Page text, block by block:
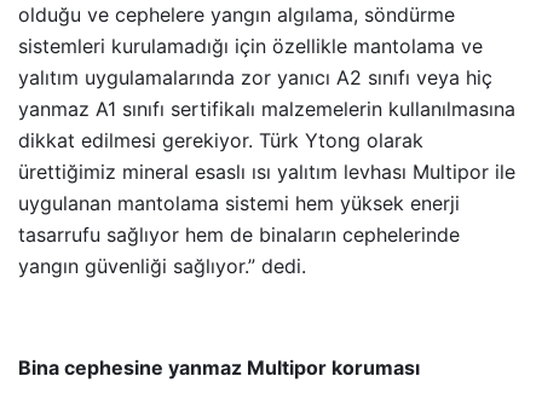
olduğu ve cephelere yangın algılama, söndürme
sistemleri kurulamadığı için özellikle mantolama ve
yalıtım uygulamalarında zor yanıcı A2 sınıfı veya hiç
yanmaz A1 sınıfı sertifikalı malzemelerin kullanılmasına
dikkat edilmesi gerekiyor. Türk Ytong olarak
ürettiğimiz mineral esaslı ısı yalıtım levhası Multipor ile
uygulanan mantolama sistemi hem yüksek enerji
tasarrufu sağlıyor hem de binaların cephelerinde
yangın güvenliği sağlıyor.” dedi.
Bina cephesine yanmaz Multipor koruması